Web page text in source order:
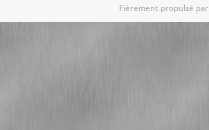
Fièrement propulsé par